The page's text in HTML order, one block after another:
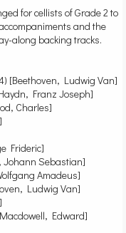
for cellists of Grade 2 to
and the
along backing tracks.
[Beethoven, Ludwig Van]
Franz Joseph]
Charles]
Frideric]
Johann Sebastian]
Amadeus]
Ludwig Van]
Edward]